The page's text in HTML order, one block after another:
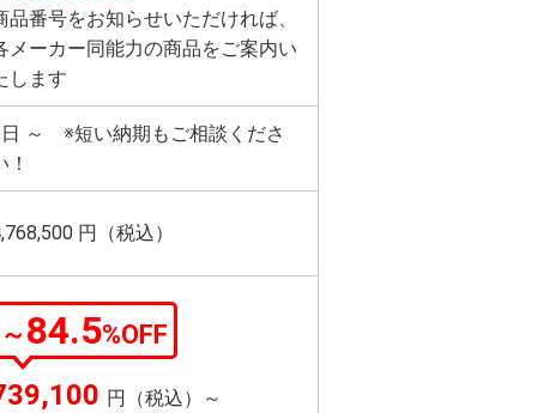
品番号をお知らせいただければ、
メーカー同能力の商品をご案内い
します
～ ※短い納期もご相談くださ
！
円（税込）
～84.5%OFF
円（税込）～